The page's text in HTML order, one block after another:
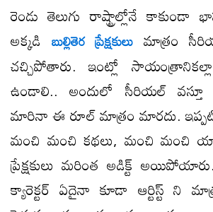
రెండు తెలుగు రాష్ట్రాల్లోనే
అక్కడి బుల్లితెర ప్రేక్షకులు మాత్రం
చచ్చిపోతారు. ఇంట్లో
ఉండాలి.. అందులో సీరియల్ వస్తూ
మారినా ఈ రూల్ మాత్రం మారదు.
మంచి మంచి కథలు, మంచి మంచి
ప్రేక్షకులు మరింత అడిక్ట్
క్యారెక్టర్ ఏదైనా కూడా ఆర్టిస్ట్ ని